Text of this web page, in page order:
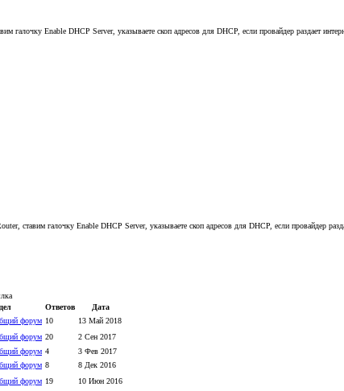
Enable DHCP Server, указываете скоп адресов для DHCP, если провайдер раздает
ставим галочку Enable DHCP Server, указываете скоп адресов для DHCP, если провайдер
Ответов
Дата
форум 10
13 Май 2018
форум 20
2 Сен 2017
форум 4
3 Фев 2017
форум 8
8 Дек 2016
форум 19
10 Июн 2016